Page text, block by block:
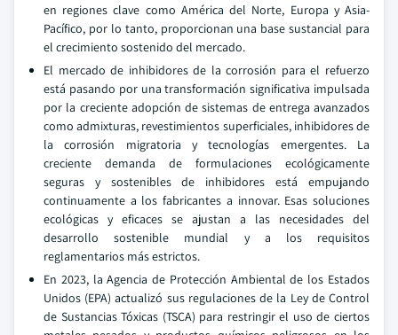
en regiones clave como América del Norte, Europa y Asia-
Pacífico, por lo tanto, proporcionan una base sustancial para
el crecimiento sostenido del mercado.
El mercado de inhibidores de la corrosión para el refuerzo
está pasando por una transformación significativa impulsada
por la creciente adopción de sistemas de entrega avanzados
como admixturas, revestimientos superficiales, inhibidores de
la corrosión migratoria y tecnologías emergentes. La
creciente demanda de formulaciones ecológicamente
seguras y sostenibles de inhibidores está empujando
continuamente a los fabricantes a innovar. Esas soluciones
ecológicas y eficaces se ajustan a las necesidades del
desarrollo sostenible mundial y a los requisitos
reglamentarios más estrictos.
En 2023, la Agencia de Protección Ambiental de los Estados
Unidos (EPA) actualizó sus regulaciones de la Ley de Control
de Sustancias Tóxicas (TSCA) para restringir el uso de ciertos